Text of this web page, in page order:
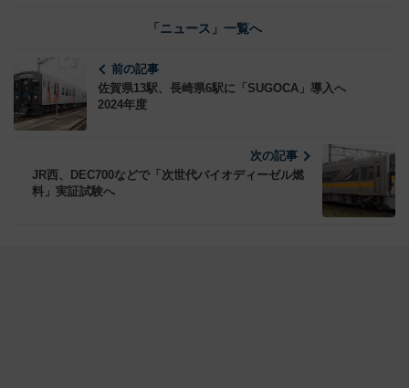
「ニュース」一覧へ
前の記事
佐賀県13駅、長崎県6駅に「SUGOCA」導入へ
2024年度
次の記事
JR西、DEC700などで「次世代バイオディーゼル燃
料」実証試験へ